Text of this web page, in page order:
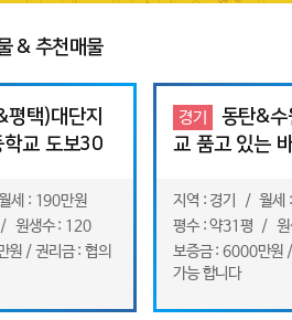
& 추천매물
평택)대단지
학교 도보30
세 : 190만원
원생수 : 120
원 / 권리금 : 협의
경기
동탄&수
교 품고 있는
트 입주예정
지역 : 경기 / 월세
평수 : 약31평 / 원
보증금 : 6000만원
가능 합니다